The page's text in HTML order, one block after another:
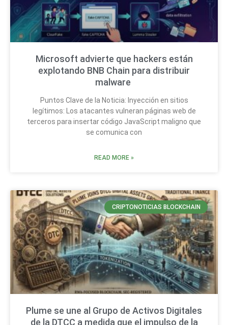
Microsoft advierte que hackers están
explotando BNB Chain para distribuir
malware
Puntos Clave de la Noticia: Inyección en sitios
legítimos: Los atacantes vulneran páginas web de
terceros para insertar código JavaScript maligno que
se comunica con
READ MORE »
CRIPTONOTICIAS BLOCKCHAIN
Plume se une al Grupo de Activos Digitales
de la DTCC a medida que el impulso de la